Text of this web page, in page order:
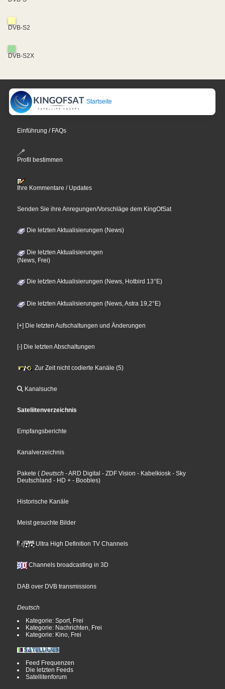
DVB-S2
DVB-S2X
Startseite
Einführung / FAQs
Profil bestimmen
Ihre Kommentare / Updates
Senden Sie ihre Anregungen/Vorschläge dem KingOfSat
Die letzten Aktualisierungen (News)
Die letzten Aktualisierungen
(News, Frei)
Die letzten Aktualisierungen (News, Hotbird 13°E)
Die letzten Aktualisierungen (News, Astra 19,2°E)
[+] Die letzten Aufschaltungen und Änderungen
[-] Die letzten Abschaltungen
Zur Zeit nicht codierte Kanäle (5)
Kanalsuche
Sateliitenverzeichnis
Empfangsberichte
Kanalverzeichnis
Pakete ( Deutsch - ARD Digital - ZDF Vision - Kabelkiosk - Sky
Deutschland - HD + - Boobles)
Historische Kanäle
Meist gesuchte Bilder
Ultra High Definition TV Channels
Channels broadcasting in 3D
DAB over DVB transmissions
Deutsch
Kategorie: Sport, Frei
Kategorie: Nachrichten, Frei
Kategorie: Kino, Frei
Feed Frequenzen
Die letzten Feeds
Satellitenforum